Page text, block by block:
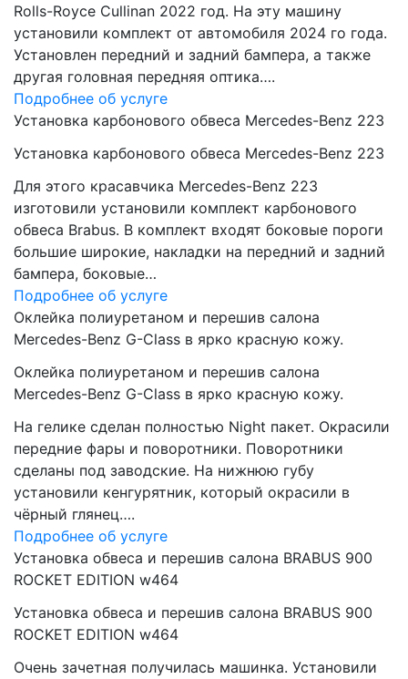
Rolls-Royce Cullinan 2022 год. На эту машину
установили комплект от автомобиля 2024 го года.
Установлен передний и задний бампера, а также
другая головная передняя оптика….
Подробнее об услуге
Установка карбонового обвеса Mercedes-Benz 223
Установка карбонового обвеса Mercedes-Benz 223
Для этого красавчика Mercedes-Benz 223
изготовили установили комплект карбонового
обвеса Brabus. В комплект входят боковые пороги
большие широкие, накладки на передний и задний
бампера, боковые…
Подробнее об услуге
Оклейка полиуретаном и перешив салона
Mercedes-Benz G-Class в ярко красную кожу.
Оклейка полиуретаном и перешив салона
Mercedes-Benz G-Class в ярко красную кожу.
На гелике сделан полностью Night пакет. Окрасили
передние фары и поворотники. Поворотники
сделаны под заводские. На нижнюю губу
установили кенгурятник, который окрасили в
чёрный глянец….
Подробнее об услуге
Установка обвеса и перешив салона BRABUS 900
ROCKET EDITION w464
Установка обвеса и перешив салона BRABUS 900
ROCKET EDITION w464
Очень зачетная получилась машинка. Установили